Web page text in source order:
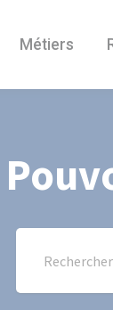
Métiers